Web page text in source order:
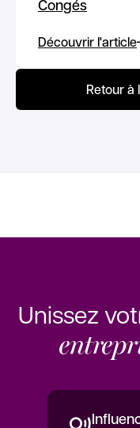
Congés
Découvrir l'article
Retour à
Unissez